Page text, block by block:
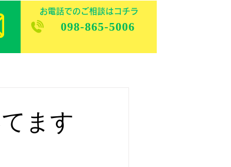
098-865-5006
お電話でのご相談はコチラ
ます